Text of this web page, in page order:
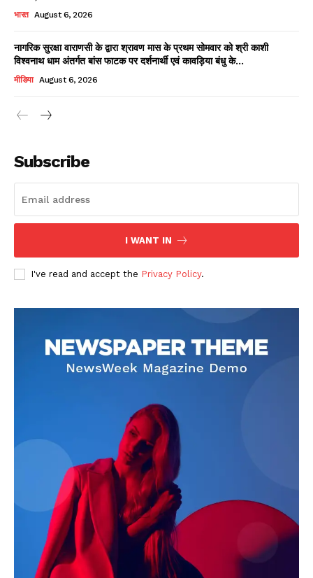
Contact us
Subscription Plans
My account
भारत August 6, 2026
नागरिक सुरक्षा वाराणसी के द्वारा श्रावण मास के प्रथम सोमवार को श्री काशी
विश्वनाथ धाम अंतर्गत बांस फाटक पर दर्शनार्थी एवं कावड़िया बंधु के...
मीडिया August 6, 2026
Subscribe
I WANT IN
I've read and accept the Privacy Policy.